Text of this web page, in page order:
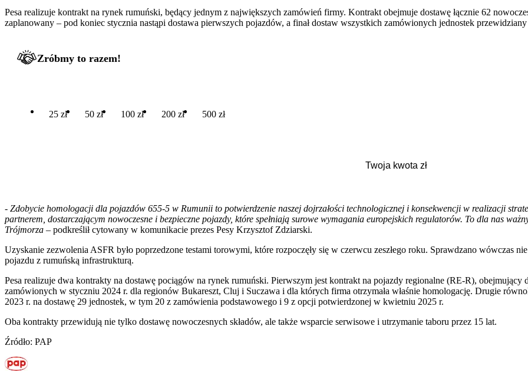
Pesa realizuje kontrakt na rynek rumuński, będący jednym z największych zamówień firmy. Kontrakt obejmuje dostawę łącznie 62
zaplanowany – pod koniec stycznia nastąpi dostawa pierwszych pojazdów, a finał dostaw wszystkich zamówionych jednostek
Zróbmy to razem!
25 zł 50 zł 100 zł 200 zł 500 zł
- Zdobycie homologacji dla pojazdów 655-5 w Rumunii to potwierdzenie naszej dojrzałości technologicznej i konsekwencji w realizacji
partnerem, dostarczającym nowoczesne i bezpieczne pojazdy, które spełniają surowe wymagania europejskich regulatorów. To dla nas
Trójmorza – podkreślił cytowany w komunikacie prezes Pesy Krzysztof Zdziarski.
Uzyskanie zezwolenia ASFR było poprzedzone testami torowymi, które rozpoczęły się w czerwcu zeszłego roku. Sprawdzano wówczas
pojazdu z rumuńską infrastrukturą.
Pesa realizuje dwa kontrakty na dostawę pociągów na rynek rumuński. Pierwszym jest kontrakt na pojazdy regionalne (RE-R),
zamówionych w styczniu 2024 r. dla regionów Bukareszt, Cluj i Suczawa i dla których firma otrzymała właśnie homologację. Drugie
2023 r. na dostawę 29 jednostek, w tym 20 z zamówienia podstawowego i 9 z opcji potwierdzonej w kwietniu 2025 r.
Oba kontrakty przewidują nie tylko dostawę nowoczesnych składów, ale także wsparcie serwisowe i utrzymanie taboru przez 15 lat.
Źródło: PAP